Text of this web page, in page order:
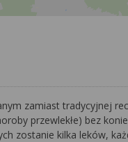
zamiast tradycyjnej
przewlekłe) bez
zostanie kilka leków,